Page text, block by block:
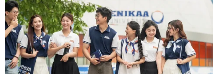
Thị trường chứng khoán Trung Quốc sáng 25/10
chứng kiến phiên tăng điểm thứ 4 liên tiếp khi
một loạt chỉ số chứng khoán chủ chốt tiếp tục đà
tăng sau khi Đại hội Đại biểu toàn quốc lần thứ
XIX của Đảng Cộng sản Trung Quốc thành công